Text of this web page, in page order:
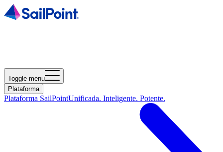
Toggle menu
Plataforma
Plataforma SailPointUnificada. Inteligente. Potente.